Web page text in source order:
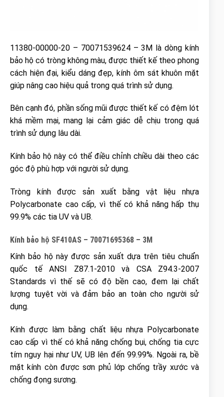
11380-00000-20 – 70071539624 – 3M là dòng kính
bảo hộ có tròng không màu, được thiết kế theo phong
cách hiện đại, kiểu dáng đẹp, kính ôm sát khuôn mặt
giúp nâng cao hiệu quả trong quá trình sử dụng.
Bên cạnh đó, phần sống mũi được thiết kế có đệm lót
khá mềm mại, mang lại cảm giác dễ chịu trong quá
trình sử dụng lâu dài.
Kính bảo hộ này có thể điều chỉnh chiều dài theo các
góc độ phù hợp với người sử dụng.
Tròng kính được sản xuất bằng vật liệu nhựa
Polycarbonate cao cấp, vì thế có khả năng hấp thụ
99.9% các tia UV và UB.
Kính bảo hộ SF410AS – 70071695368 – 3M
Kính bảo hộ này được sản xuất dựa trên tiêu chuẩn
quốc tế ANSI Z87.1-2010 và CSA Z94.3-2007
Standards vì thế sẽ có độ bền cao, đem lại chất
lượng tuyệt vời và đảm bảo an toàn cho người sử
dụng.
Kính được làm bằng chất liệu nhựa Polycarbonate
cao cấp vì thế có khả năng chống bụi, chống tia cực
tím nguy hại như UV, UB lên đến 99.99%. Ngoài ra, bề
mặt kính còn được sơn phủ lớp chống trầy xước và
chống đọng sương.